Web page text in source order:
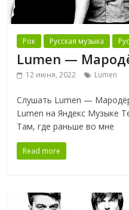
Рок Русская музыка
Lumen —
12 июня, 2022 Lumen
Слушать Lumen —
Lumen на Яндекс Музыке
Там, где раньше во мне
Read more